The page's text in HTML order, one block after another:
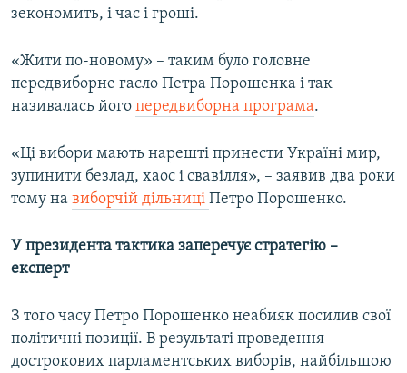
зекономить, і час і гроші.
«Жити по-новому» – таким було головне
передвиборне гасло Петра Порошенка і так
називалась його передвиборна програма.
«Ці вибори мають нарешті принести Україні мир,
зупинити безлад, хаос і свавілля», – заявив два роки
тому на виборчій дільниці Петро Порошенко.
У президента тактика заперечує стратегію –
експерт
З того часу Петро Порошенко неабияк посилив свої
політичні позиції. В результаті проведення
дострокових парламентських виборів, найбільшою